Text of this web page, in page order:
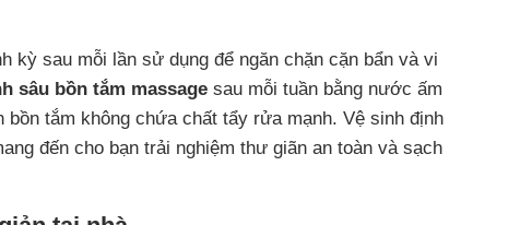
kỳ sau mỗi lần sử dụng để ngăn chặn cặn bẩn và vi
sâu bồn tắm massage sau mỗi tuần bằng nước ấm
tắm không chứa chất tẩy rửa mạnh. Vệ sinh định
đến cho bạn trải nghiệm thư giãn an toàn và sạch